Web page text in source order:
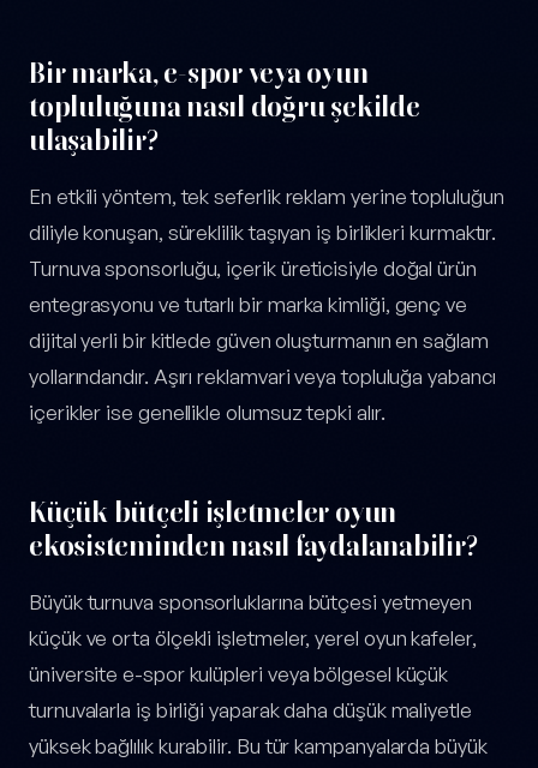
Bir marka, e-spor veya oyun
topluluğuna nasıl doğru şekilde
ulaşabilir?
En etkili yöntem, tek seferlik reklam yerine topluluğun
diliyle konuşan, süreklilik taşıyan iş birlikleri kurmaktır.
Turnuva sponsorluğu, içerik üreticisiyle doğal ürün
entegrasyonu ve tutarlı bir marka kimliği, genç ve
dijital yerli bir kitlede güven oluşturmanın en sağlam
yollarındandır. Aşırı reklamvari veya topluluğa yabancı
içerikler ise genellikle olumsuz tepki alır.
Küçük bütçeli işletmeler oyun
ekosisteminden nasıl faydalanabilir?
Büyük turnuva sponsorluklarına bütçesi yetmeyen
küçük ve orta ölçekli işletmeler, yerel oyun kafeler,
üniversite e-spor kulüpleri veya bölgesel küçük
turnuvalarla iş birliği yaparak daha düşük maliyetle
yüksek bağlılık kurabilir. Bu tür kampanyalarda büyük